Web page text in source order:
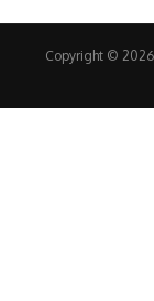
Copyright ©